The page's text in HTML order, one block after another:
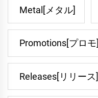
Metal[メタル]
Promotions[プロモ]
Releases[リリース]